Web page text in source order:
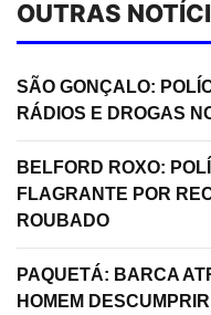
OUTRAS
SÃO GONÇALO:
RÁDIOS E DROGAS
BELFORD ROXO:
FLAGRANTE POR
ROUBADO
PAQUETÁ: BARCA
HOMEM